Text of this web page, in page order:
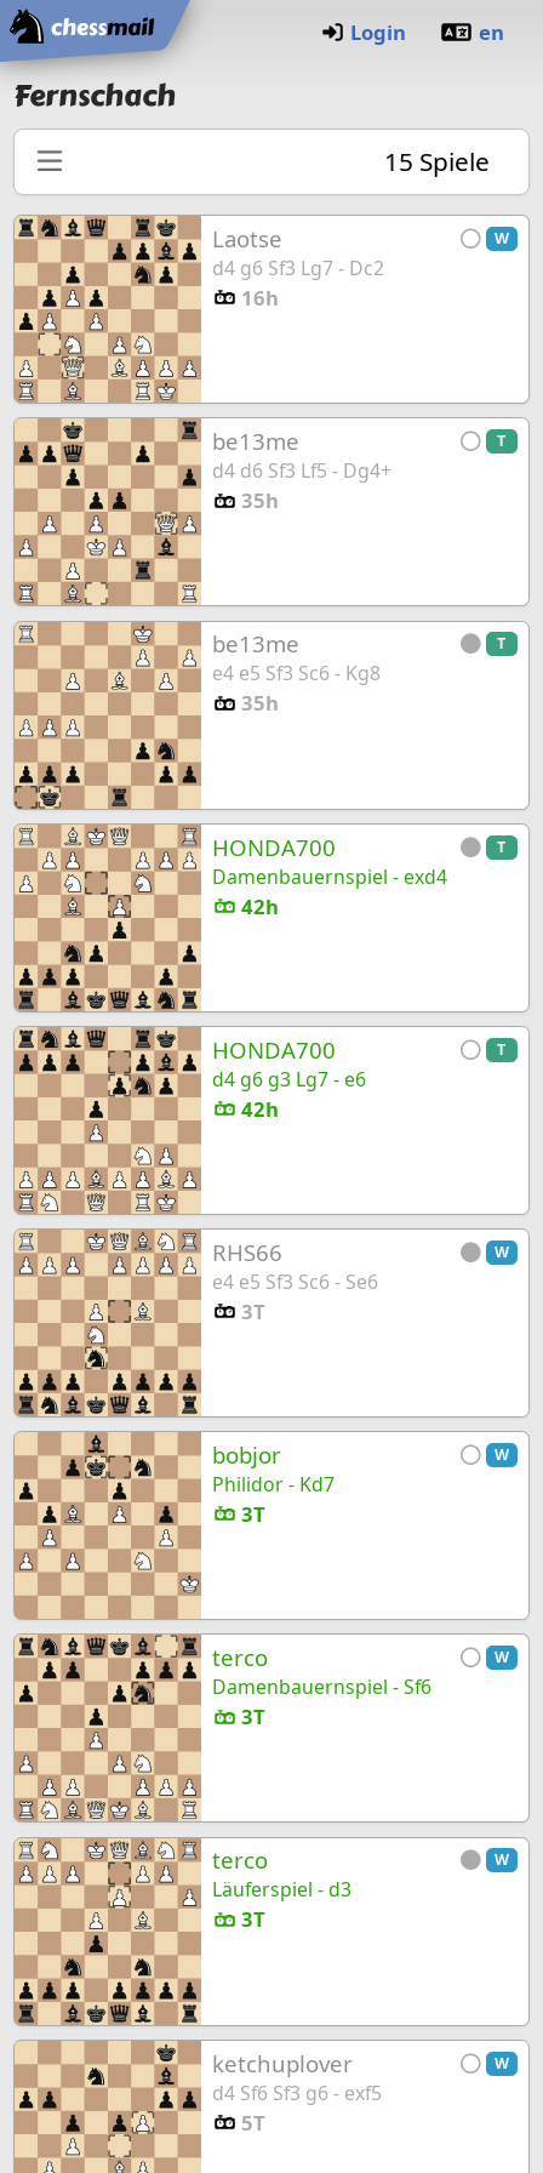
Startseite
Login en
Fernschach
15 Spiele
Laotse W
d4 g6 Sf3 Lg7 - Dc2
16h
be13me T
d4 d6 Sf3 Lf5 - Dg4+
35h
be13me T
e4 e5 Sf3 Sc6 - Kg8
35h
HONDA700 T
Damenbauernspiel - exd4
42h
HONDA700 T
d4 g6 g3 Lg7 - e6
42h
RHS66 W
e4 e5 Sf3 Sc6 - Se6
3T
bobjor W
Philidor - Kd7
3T
terco W
Damenbauernspiel - Sf6
3T
terco W
Läuferspiel - d3
3T
ketchuplover W
d4 Sf6 Sf3 g6 - exf5
5T